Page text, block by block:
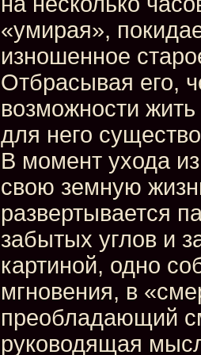
«умирая»,
изношенное
Отбрасывая его,
возможности
для него
В момент ухода
свою земную
развертывается
забытых углов и
картиной, одно
мгновения, в
преобладающий
руководящая